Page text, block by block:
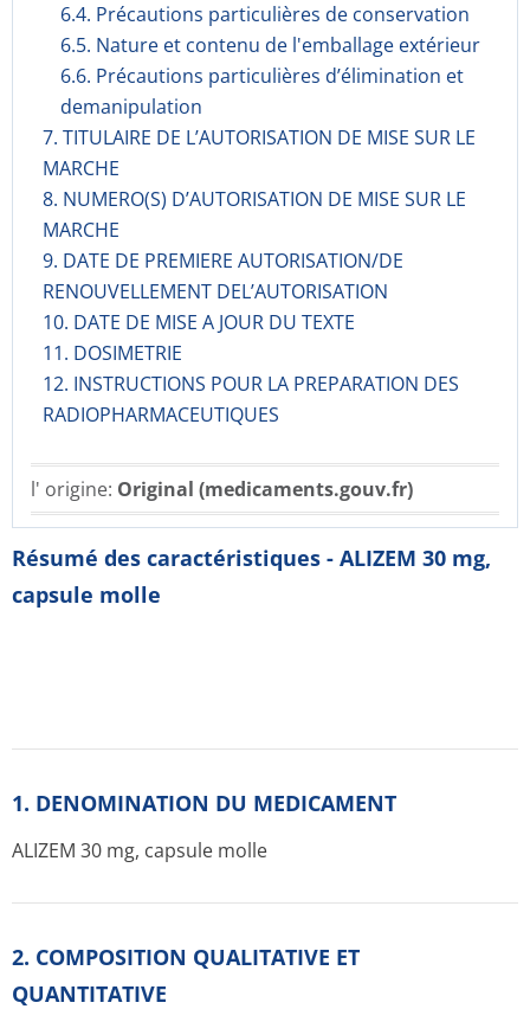
6.4. Précautions particulières de conservation
6.5. Nature et contenu de l'emballage extérieur
6.6. Précautions particulières d’élimination et
demanipulation
7. TITULAIRE DE L’AUTORISATION DE MISE SUR LE
MARCHE
8. NUMERO(S) D’AUTORISATION DE MISE SUR LE
MARCHE
9. DATE DE PREMIERE AUTORISATION/DE
RENOUVELLEMENT DEL’AUTORISATION
10. DATE DE MISE A JOUR DU TEXTE
11. DOSIMETRIE
12. INSTRUCTIONS POUR LA PREPARATION DES
RADIOPHARMACE­UTIQUES
l' origine: Original (medicaments.gouv.fr)
Résumé des caractéristiques - ALIZEM 30 mg,
capsule molle
1. DENOMINATION DU MEDICAMENT
ALIZEM 30 mg, capsule molle
2. COMPOSITION QUALITATIVE ET
QUANTITATIVE